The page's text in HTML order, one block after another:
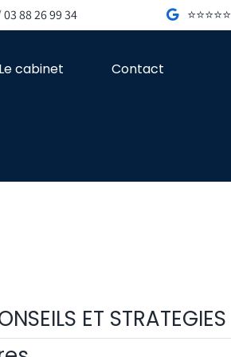
03 88 26 99 34 ⭐⭐⭐⭐⭐
Le cabinet Contact
ET STRATEGIES